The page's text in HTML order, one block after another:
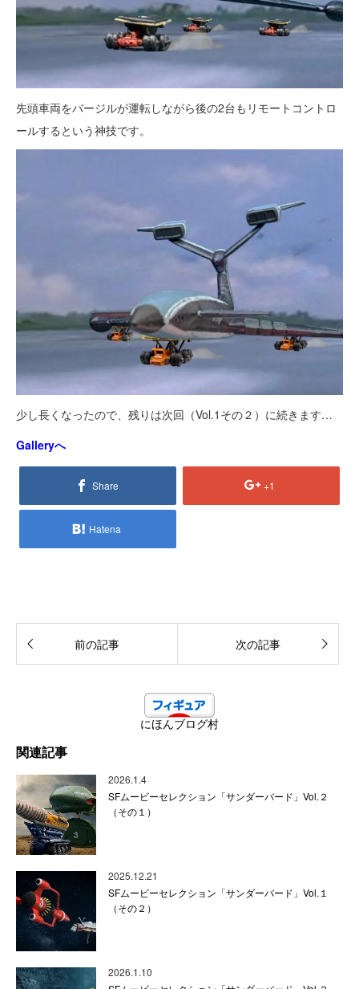
先頭車両をバージルが運転しながら後の2台もリモートコントロ
ールするという神技です。
少し長くなったので、残りは次回（Vol.1その２）に続きます…
Galleryへ
Share +1
Hatena
前の記事 次の記事
にほんブログ村
関連記事
2026.1.4
SFムービーセレクション「サンダーバード」Vol.２
（その１）
2025.12.21
SFムービーセレクション「サンダーバード」Vol.１
（その２）
2026.1.10